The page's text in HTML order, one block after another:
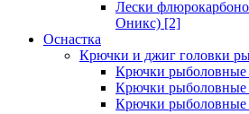
Лески
Оникс) [2]
Оснастка
Крючки и джиг головки
Крючки рыболовные
Крючки рыболовные
Крючки рыболовные